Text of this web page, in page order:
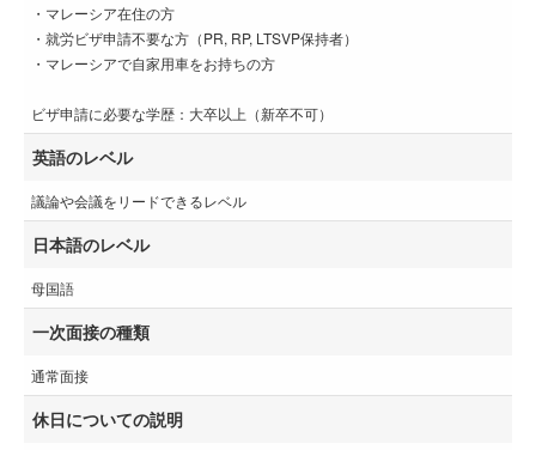
・マレーシア在住の方
・就労ビザ申請不要な⽅（PR, RP, LTSVP保持者）
・マレーシアで自家用車をお持ちの方
ビザ申請に必要な学歴：大卒以上（新卒不可）
英語のレベル
議論や会議をリードできるレベル
日本語のレベル
母国語
一次面接の種類
通常面接
休日についての説明